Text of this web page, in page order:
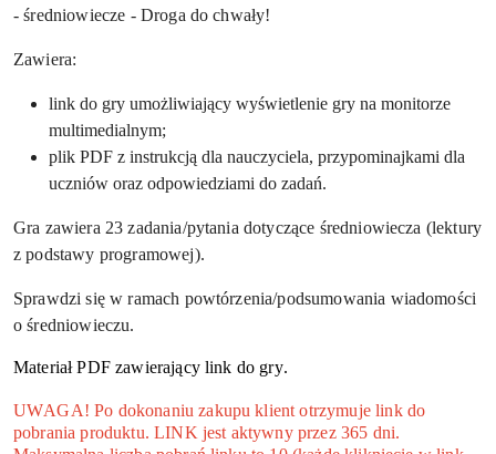
- średniowiecze - Droga do chwały!
Zawiera:
link do gry umożliwiający wyświetlenie gry na monitorze
multimedialnym;
plik PDF z instrukcją dla nauczyciela, przypominajkami dla
uczniów oraz odpowiedziami do zadań.
Gra zawiera 23 zadania/pytania dotyczące średniowiecza (lektury
z podstawy programowej).
Sprawdzi się w ramach powtórzenia/podsumowania wiadomości
o średniowieczu.
Materiał PDF zawierający link do gry.
UWAGA! Po dokonaniu zakupu klient otrzymuje link do
pobrania produktu. LINK jest aktywny przez 365 dni.